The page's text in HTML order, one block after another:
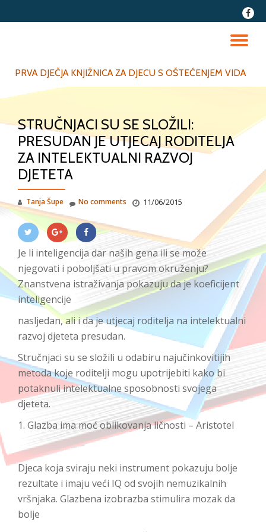
fa-
PRVA DJEČJA KNJIŽNICA ZA DJECU S OŠTEĆENJEM VIDA
STRUČNJACI SU SE SLOŽILI:
PRESUDAN JE UTJECAJ RODITELJA
ZA INTELEKTUALNI RAZVOJ
DJETETA
Tanja Šupe 11/06/2015
No comments
Je li inteligencija dar naših gena ili se može
njegovati i poboljšati u pravom okruženju?
Znanstvena istraživanja pokazuju da je koeficijent
inteligencije
nasljedan, ali i da je utjecaj roditelja na intelektualni
razvoj djeteta presudan.
Stručnjaci su se složili u odabiru najučinkovitijih
metoda koje roditelji mogu upotrijebiti kako bi
potaknuli intelektualne sposobnosti svojega
djeteta.
1. Glazba ima moć oblikovanja ličnosti – Aristotel
Djeca koja sviraju neki instrument pokazuju bolje
rezultate i imaju veći IQ od svojih nemuzikalnih
vršnjaka. Glazbena izobrazba stimulira mozak da
bolje